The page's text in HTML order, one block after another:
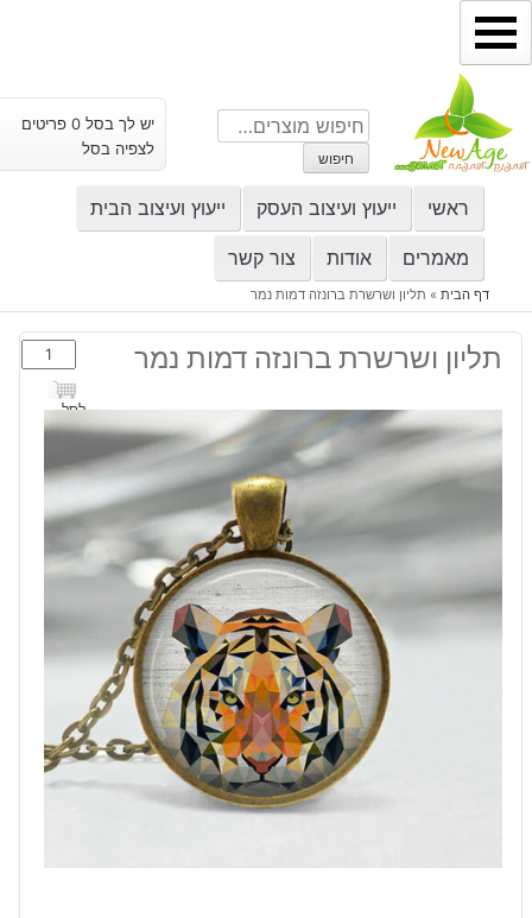
דילוג
לתוכן
חיפוש
עבור:
חיפוש
יש לך בסל 0 פריטים
לצפיה בסל
ראשי ייעוץ ועיצוב העסק ייעוץ ועיצוב הבית
מאמרים אודות צור קשר
דף הבית» תליון ושרשרת ברונזה דמות נמר
תליון ושרשרת ברונזה דמות נמר
כמות
של
תליון
ושרשרת
ברונזה
דמות
נמר
לסל